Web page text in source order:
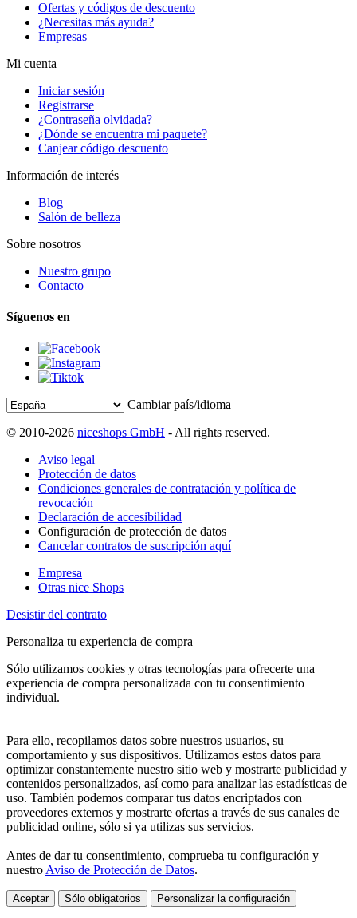
Ofertas y códigos de descuento
¿Necesitas más ayuda?
Empresas
Mi cuenta
Iniciar sesión
Registrarse
¿Contraseña olvidada?
¿Dónde se encuentra mi paquete?
Canjear código descuento
Información de interés
Blog
Salón de belleza
Sobre nosotros
Nuestro grupo
Contacto
Síguenos en
Cambiar país/idioma
© 2010-2026 niceshops GmbH - All rights reserved.
Aviso legal
Protección de datos
Condiciones generales de contratación y política de
revocación
Declaración de accesibilidad
Configuración de protección de datos
Cancelar contratos de suscripción aquí
Empresa
Otras nice Shops
Desistir del contrato
Personaliza tu experiencia de compra
Sólo utilizamos cookies y otras tecnologías para ofrecerte una
experiencia de compra personalizada con tu consentimiento
individual.
Para ello, recopilamos datos sobre nuestros usuarios, su
comportamiento y sus dispositivos. Utilizamos estos datos para
optimizar constantemente nuestro sitio web y mostrarte publicidad y
contenidos personalizados, así como para analizar las estadísticas de
uso. También podemos comparar tus datos encriptados con
proveedores externos y mostrarte ofertas a través de sus canales de
publicidad online, sólo si ya utilizas sus servicios.
Antes de dar tu consentimiento, comprueba tu configuración y
nuestro Aviso de Protección de Datos.
Aceptar Sólo obligatorios Personalizar la configuración